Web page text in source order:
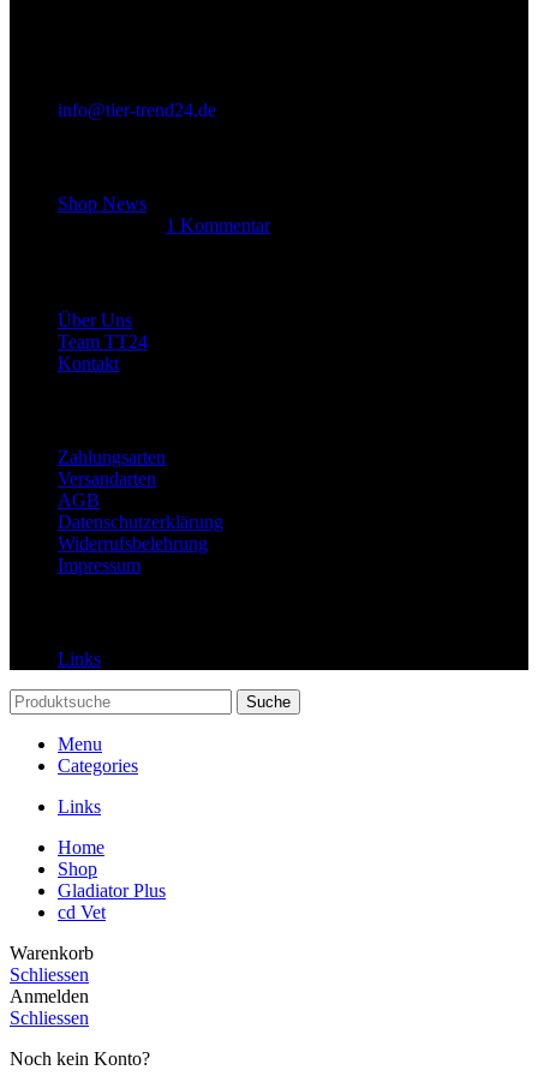
info@tier-trend24.de
Shop News
1 Kommentar
Über Uns
Team TT24
Kontakt
Zahlungsarten
Versandarten
AGB
Datenschutzerklärung
Widerrufsbelehrung
Impressum
Links
Suche
Menu
Categories
Links
Home
Shop
Gladiator Plus
cd Vet
Warenkorb
Schliessen
Anmelden
Schliessen
Noch kein Konto?